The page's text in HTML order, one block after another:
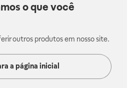
o que você
outros produtos em nosso site.
a página inicial